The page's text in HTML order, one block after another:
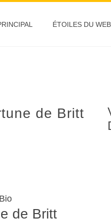
ÉTOILES DU WEB
de Britt
de Britt